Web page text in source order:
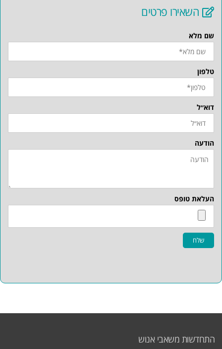
השאירו פרטים
שם מלא
טלפון
דוא״ל
הודעה
העלאת טופס
שלח
התחדשות משאבי אנוש